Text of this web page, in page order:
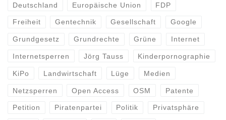
Deutschland Europäische Union FDP
Freiheit Gentechnik Gesellschaft Google
Grundgesetz Grundrechte Grüne Internet
Internetsperren Jörg Tauss Kinderpornographie
KiPo Landwirtschaft Lüge Medien
Netzsperren Open Access OSM Patente
Petition Piratenpartei Politik Privatsphäre